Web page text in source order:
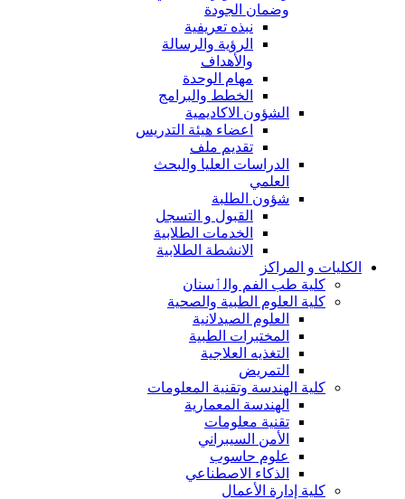
وضمان الجودة
نبذه تعريفية
الرؤية والرسالة
والأهداف
مهام الوحدة
الخطط والبرامج
الشؤون الاكاديمية
اعضاء هيئة التدريس
تقديم ملف
الدراسات العليا والبحث
العلمي
شؤون الطلبة
القبول و التسجل
الخدمات الطلابية
الانشطة الطلابية
الكليات و المراكز
كلية طب الفم والٲسنان
كلية العلوم الطبية والصحية
العلوم الصيدلانية
المختبرات الطبية
التغذيه العلاجية
التمريض
كلية الهندسة وتقنية المعلومات
الهندسة المعمارية
تقنية معلومات
الأمن السيبراني
علوم حاسوب
الذكاء الاصطناعي
كلية إدارة الأعمال